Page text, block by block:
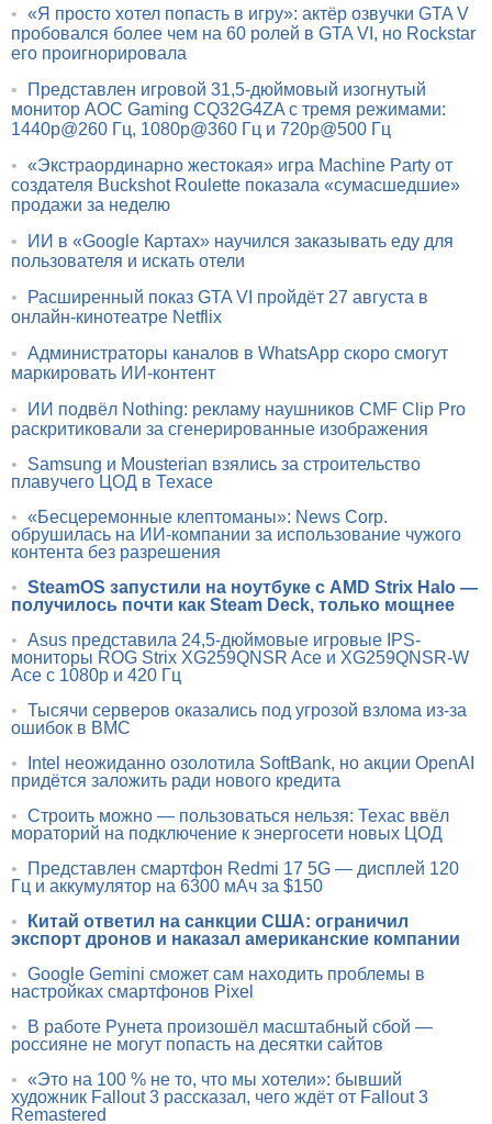
• «Я просто хотел попасть в игру»: актёр озвучки GTA V
пробовался более чем на 60 ролей в GTA VI, но Rockstar
его проигнорировала
•
Представлен игровой 31,5-дюймовый изогнутый
монитор AOC Gaming CQ32G4ZA с тремя режимами:
1440p@260 Гц, 1080p@360 Гц и 720p@500 Гц
• «Экстраординарно жестокая» игра Machine Party от
создателя Buckshot Roulette показала «сумасшедшие»
продажи за неделю
•
ИИ в «Google Картах» научился заказывать еду для
пользователя и искать отели
•
Расширенный показ GTA VI пройдёт 27 августа в
онлайн-кинотеатре Netflix
• Администраторы каналов в WhatsApp скоро смогут
маркировать ИИ-контент
•
ИИ подвёл Nothing: рекламу наушников CMF Clip Pro
раскритиковали за сгенерированные изображения
•
Samsung и Mousterian взялись за строительство
плавучего ЦОД в Техасе
• «Бесцеремонные клептоманы»: News Corp.
обрушилась на ИИ-компании за использование чужого
контента без разрешения
• SteamOS запустили на ноутбуке с AMD Strix Halo —
получилось почти как Steam Deck, только мощнее
• Asus представила 24,5-дюймовые игровые IPS-
мониторы ROG Strix XG259QNSR Ace и XG259QNSR-W
Ace с 1080p и 420 Гц
• Тысячи серверов оказались под угрозой взлома из-за
ошибок в BMC
•
Intel неожиданно озолотила SoftBank, но акции OpenAI
придётся заложить ради нового кредита
• Строить можно — пользоваться нельзя: Техас ввёл
мораторий на подключение к энергосети новых ЦОД
•
Представлен смартфон Redmi 17 5G — дисплей 120
Гц и аккумулятор на 6300 мАч за $150
•
Китай ответил на санкции США: ограничил
экспорт дронов и наказал американские компании
• Google Gemini сможет сам находить проблемы в
настройках смартфонов Pixel
•
В работе Рунета произошёл масштабный сбой —
россияне не могут попасть на десятки сайтов
• «Это на 100 % не то, что мы хотели»: бывший
художник Fallout 3 рассказал, чего ждёт от Fallout 3
Remastered